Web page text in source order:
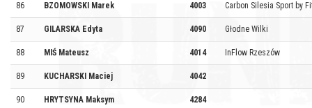
86 BZOMOWSKI Marek 4003 Carbon Silesia Sport by
87 GILARSKA Edyta 4090 Głodne Wilki
88 MIŚ Mateusz 4014 InFlow Rzeszów
89 KUCHARSKI Maciej 4042
90 HRYTSYNA Maksym 4284